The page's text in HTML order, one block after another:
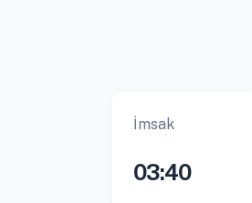
İmsak
03:40